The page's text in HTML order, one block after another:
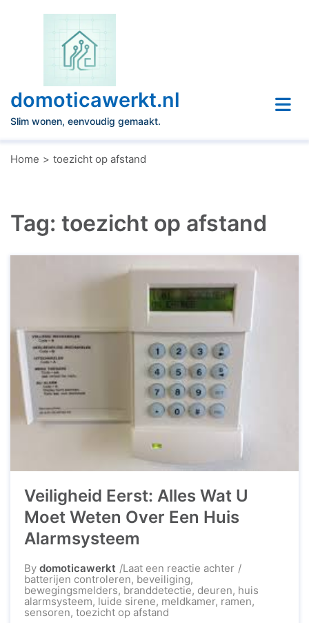
domoticawerkt.nl
Slim wonen, eenvoudig gemaakt.
Home toezicht op afstand
Tag: toezicht op afstand
Veiligheid Eerst: Alles Wat U
Moet Weten Over Een Huis
Alarmsysteem
By domoticawerkt Laat een reactie achterop
Eerst:
Alles
batterijen controleren, beveiliging,
bewegingsmelders, branddetectie, deuren, huis
alarmsysteem, luide sirene, meldkamer, ramen,
sensoren, toezicht op afstand